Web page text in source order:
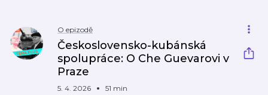
O epizodě
Československo-kubánská
spolupráce: O Che Guevarovi v
Praze
5. 4. 2026 51 min